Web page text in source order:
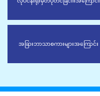
အခြားဘာသာစကားများအကြောင်း